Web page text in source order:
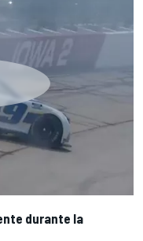
durante la